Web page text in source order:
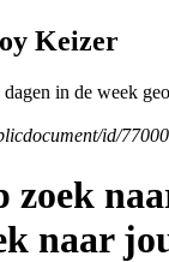
Keizer
in de week
zoek
naar